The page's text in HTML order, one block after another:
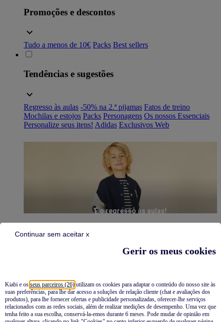
Gerir os meus cookies
Kiabi e os seus parceiros (26) utilizam os cookies para adaptar o conteúdo do nosso site às
suas preferências, para lhe dar acesso a soluções de relação cliente (chat e avaliações dos
produtos), para lhe fornecer ofertas e publicidade personalizadas, oferecer-lhe serviços
relacionados com as redes sociais, além de realizar medições de desempenho. Uma vez que
tenha feito a sua escolha, conservá-la-emos durante 6 meses. Pode mudar de opinião em
Continuar sem aceitar x
Promoções e descontos
Tudo a menos de 10€ Packs Best sellers
Tendências e sugestões
Regresso às aulas -50% na 2.ª pijamas Fatos de treino
Mochilas e estojos Packs Personagens Os nossos Essenciais
Personalize seus itens! Adidas Exclusivos Web
É o regresso às aulas!
Pijamas
Novidades